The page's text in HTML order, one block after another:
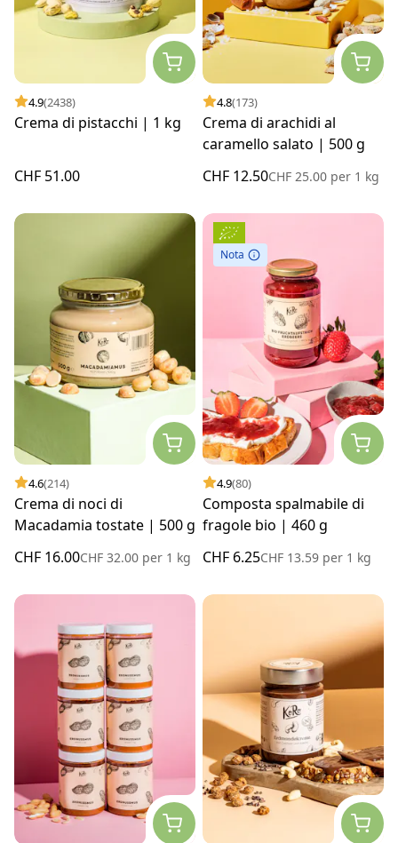
4.9(2438)
Crema di pistacchi | 1 kg
CHF 51.00
4.8(173)
Crema di arachidi al
caramello salato | 500 g
CHF 12.50CHF 25.00 per 1 kg
4.6(214)
Crema di noci di
Macadamia tostate | 500 g
CHF 16.00CHF 32.00 per 1 kg
Nota
4.9(80)
Composta spalmabile di
fragole bio | 460 g
CHF 6.25CHF 13.59 per 1 kg